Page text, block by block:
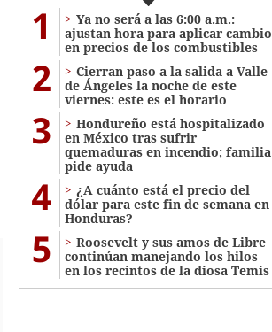
1
Ya no será a las 6:00 a.m.:
ajustan hora para aplicar cambio
en precios de los combustibles
2
Cierran paso a la salida a Valle
de Ángeles la noche de este
viernes: este es el horario
3
Hondureño está hospitalizado
en México tras sufrir
quemaduras en incendio; familia
pide ayuda
4
¿A cuánto está el precio del
dólar para este fin de semana en
Honduras?
5
Roosevelt y sus amos de Libre
continúan manejando los hilos
en los recintos de la diosa Temis